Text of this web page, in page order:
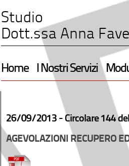
Studio
Dott.ssa Anna
Home I Nostri Servizi
26/09/2013 - Circolare 144
AGEVOLAZIONI RECUPERO